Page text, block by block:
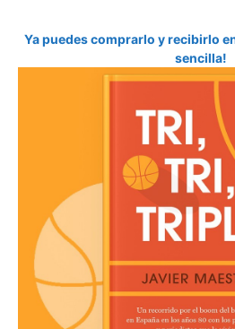
Ya puedes comprarlo y recibirlo
sencilla!